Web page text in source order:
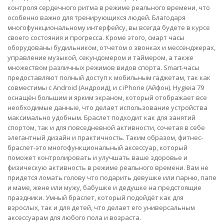
контроля сердечного ритма в режиме реального времени, что
особенно важно для тренирующихся людей. Благодаря
многофункциональному интерфейсу, вы всегда будете в курсе
своего состояния и прогресса. Кроме этого, смарт часы
оборудованы будильником, отчетом о звонках и мессенджерах,
управление музыкой, секундомером и таймером, а также
множеством различных режимов видов спорта. Smart-часы
предоставляют полный доступ к мобильным гаджетам, так как
совместимы с Android (Андроид), и с iPhone (Айфон). Hygieia 79
оснащён большим и ярким экраном, который отображает все
необходимые данные, что делает использование устройства
максимально удобным. Браслет подходит как для занятий
спортом, так и для повседневной активности, сочетая в себе
элегантный дизайн и практичность. Таким образом, фитнес-
браслет-это многофункциональный аксессуар, который
поможет контролировать и улучшать ваше здоровье и
физическую активность в режиме реального времени. Вам не
придется ломать голову что подарить девушке или парню, папе
и маме, жене или мужу, бабушке и дедушке на предстоящие
праздники. Умный браслет, который подойдёт как для
взрослых, так и для детей, что делает его универсальным
аксессуарам для любого пола и возраста.